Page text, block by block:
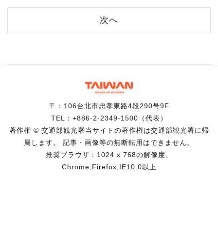
次へ
〒：106台北市忠孝東路4段290号9F
TEL：+886-2-2349-1500（代表）
著作権 © 交通部観光署当サイトの著作権は交通部観光署に帰
属します。 記事・画像等の無断転用はできません。
推奨ブラウザ：1024 x 768の解像度、
Chrome,Firefox,IE10.0以上